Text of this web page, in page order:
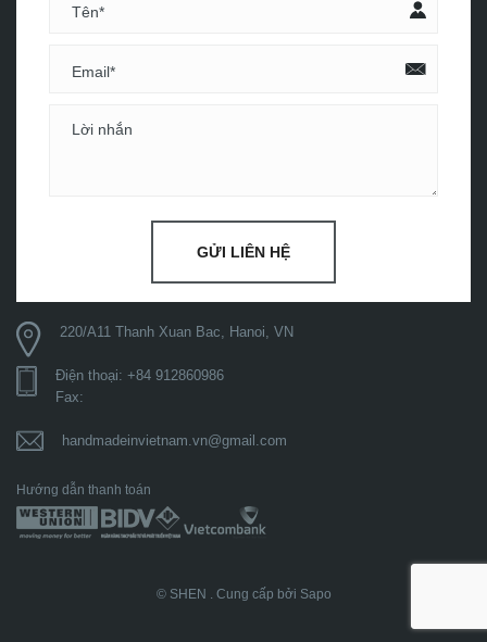
GỬI LIÊN HỆ
220/A11 Thanh Xuan Bac, Hanoi, VN
Điện thoại: +84 912860986
Fax:
handmadeinvietnam.vn@gmail.com
Hướng dẫn thanh toán
© SHEN . Cung cấp bởi Sapo